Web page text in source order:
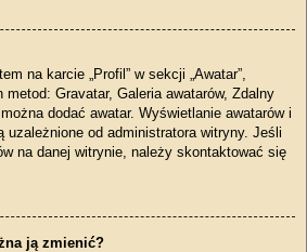
na karcie „Profil” w sekcji „Awatar”,
Gravatar, Galeria awatarów, Zdalny
dodać awatar. Wyświetlanie awatarów i
uzależnione od administratora witryny. Jeśli
na danej witrynie, należy skontaktować się
ją zmienić?